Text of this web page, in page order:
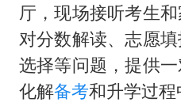
厅，现场接听考生
对分数解读、志愿
选择等问题，提供
化解备考和升学过程